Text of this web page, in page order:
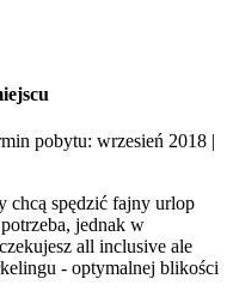
pobytu: wrzesień 2018 |
chcą spędzić fajny urlop
jednak w
all inclusive ale
- optymalnej blikości